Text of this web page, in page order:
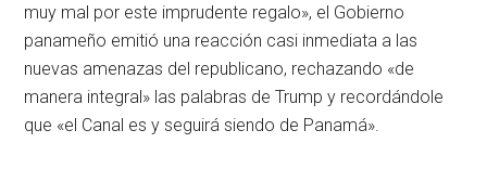
muy mal por este imprudente regalo», el Gobierno
panameño emitió una reacción casi inmediata a las
nuevas amenazas del republicano, rechazando «de
manera integral» las palabras de Trump y recordándole
que «el Canal es y seguirá siendo de Panamá».